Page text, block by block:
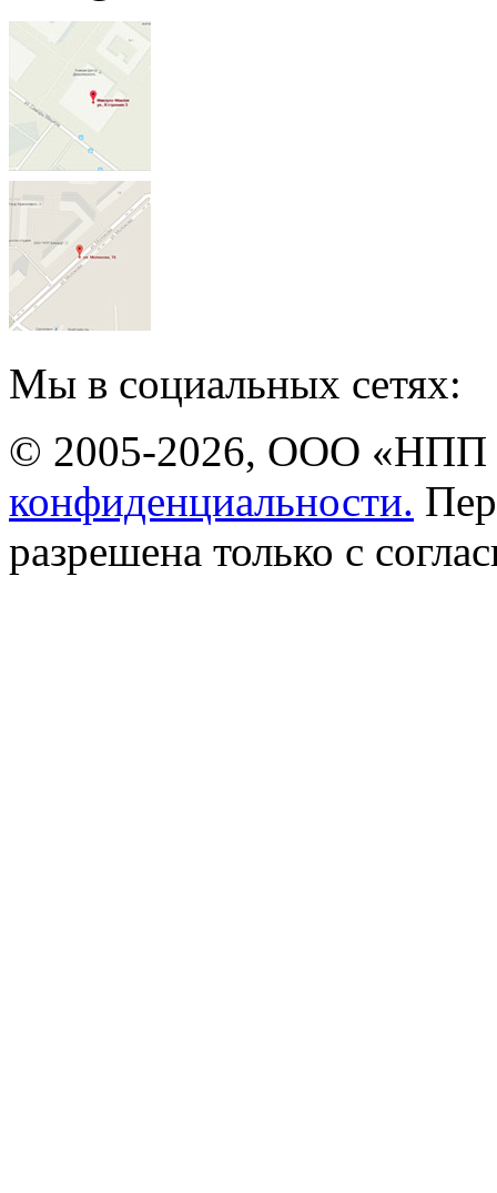
Мы в социальных сетях:
© 2005-2026, ООО «НПП
конфиденциальности.
разрешена только с